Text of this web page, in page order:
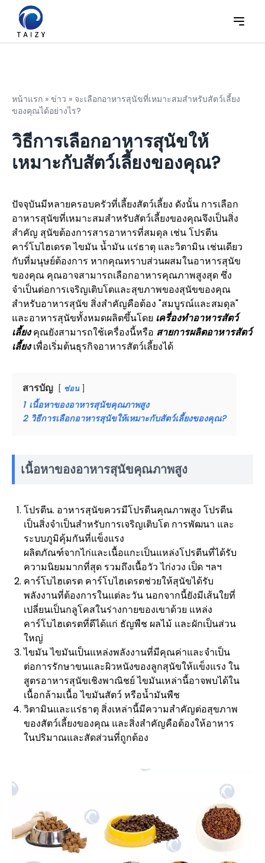
หน้าแรก » ข่าว » จะเลือกอาหารสุนัขที่เหมาะสมสำหรับสัตว์เลี้ยง
ของคุณได้อย่างไร?
วิธีการเลือกอาหารสุนัขให้
เหมาะกับสัตว์เลี้ยงของคุณ?
ปัจจุบันมีหลายครอบครัวที่เลี้ยงสัตว์เลี้ยง ดังนั้น การเลือก
อาหารสุนัขที่เหมาะสมสำหรับสัตว์เลี้ยงของคุณจึงเป็นสิ่ง
สำคัญ สุนัขต้องการสารอาหารที่สมดุล เช่น โปรตีน
คาร์โบไฮเดรต ไขมัน น้ำมัน แร่ธาตุ และวิตามิน เช่นเดียว
กับที่มนุษย์ต้องการ หากคุณทราบส่วนผสมในอาหารสุนัข
ของคุณ คุณอาจสามารถเลือกอาหารคุณภาพสูงสุด ซึ่ง
จำเป็นต่อการเจริญเติบโตและสุขภาพของสุนัขของคุณ
สำหรับอาหารสุนัข สิ่งสำคัญคือต้อง "สมบูรณ์และสมดุล"
และอาหารสุนัขทั้งหมดผลิตขึ้นโดย เครื่องทำอาหารสัตว์
เลี้ยงคุณยังสามารถใช้เครื่องนี้หรือ สายการผลิตอาหารสัตว์
เลี้ยงเพื่อเริ่มต้นธุรกิจอาหารสัตว์เลี้ยงได้
สารบัญ ซ่อน
1 เนื้อหาของอาหารสุนัขคุณภาพสูง
2 วิธีการเลือกอาหารสุนัขให้เหมาะกับสัตว์เลี้ยงของคุณ?
เนื้อหาของอาหารสุนัขคุณภาพสูง
โปรตีน. อาหารสุนัขควรมีโปรตีนคุณภาพสูง โปรตีน
เป็นสิ่งจำเป็นสำหรับการเจริญเติบโต การพัฒนา และ
ระบบภูมิคุ้มกันที่แข็งแรง
ผลิตภัณฑ์จากไก่และเนื้อแกะเป็นแหล่งโปรตีนที่ได้รับ
ความนิยมมากที่สุด รวมถึงเนื้อวัว ไก่งวง เป็ด ฯลฯ
คาร์โบไฮเดรต คาร์โบไฮเดรตช่วยให้สุนัขได้รับ
พลังงานที่ต้องการในแต่ละวัน นอกจากนี้ยังมีเส้นใยที่
เปลี่ยนเป็นกลูโคสในร่างกายของเขาด้วย แหล่ง
คาร์โบไฮเดรตที่ดีได้แก่ ธัญพืช ผลไม้ และผักเป็นส่วน
ใหญ่
ไขมัน ไขมันเป็นแหล่งพลังงานที่มีคุณค่าและจำเป็น
ต่อการรักษาขนและผิวหนังของลูกสุนัขให้แข็งแรง ใน
สูตรอาหารสุนัขเชิงพาณิชย์ ไขมันเหล่านี้อาจพบได้ใน
เนื้อกล้ามเนื้อ ไขมันสัตว์ หรือน้ำมันพืช
วิตามินและแร่ธาตุ สิ่งเหล่านี้มีความสำคัญต่อสุขภาพ
ของสัตว์เลี้ยงของคุณ และสิ่งสำคัญคือต้องให้อาหาร
ในปริมาณและสัดส่วนที่ถูกต้อง